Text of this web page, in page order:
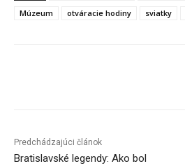
Múzeum
otváracie hodiny sviatky
Predchádzajúci článok
Bratislavské legendy: Ako bol